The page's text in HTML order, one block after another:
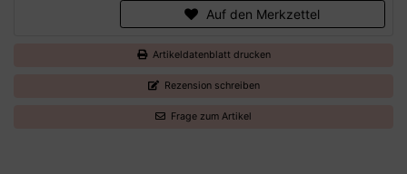
Auf den Merkzettel
Artikeldatenblatt drucken
Rezension schreiben
Frage zum Artikel